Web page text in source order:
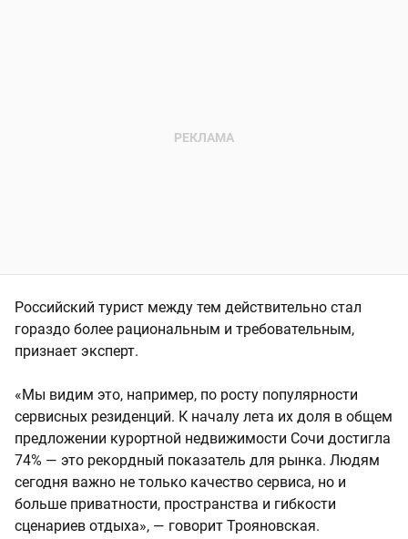
Российский турист между тем действительно стал
гораздо более рациональным и требовательным,
признает эксперт.
«Мы видим это, например, по росту популярности
сервисных резиденций. К началу лета их доля в общем
предложении курортной недвижимости Сочи достигла
74% — это рекордный показатель для рынка. Людям
сегодня важно не только качество сервиса, но и
больше приватности, пространства и гибкости
сценариев отдыха», — говорит Трояновская.